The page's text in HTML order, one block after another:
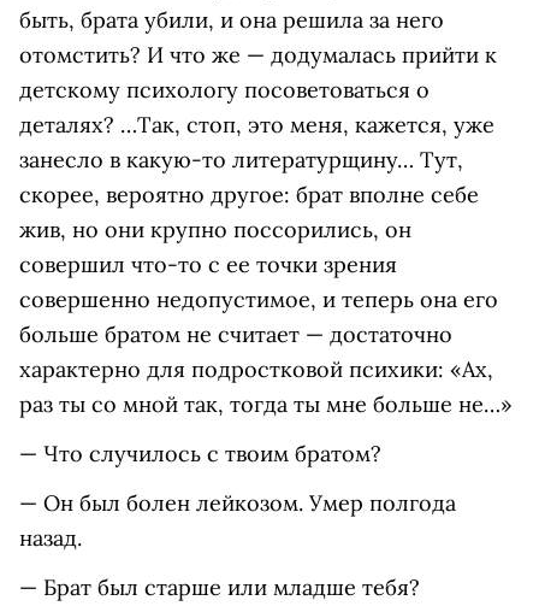
быть, брата убили, и она решила за него
отомстить? И что же — додумалась прийти к
детскому психологу посоветоваться о
деталях? …Так, стоп, это меня, кажется, уже
занесло в какую-то литературщину… Тут,
скорее, вероятно другое: брат вполне себе
жив, но они крупно поссорились, он
совершил что-то с ее точки зрения
совершенно недопустимое, и теперь она его
больше братом не считает — достаточно
характерно для подростковой психики: «Ах,
раз ты со мной так, тогда ты мне больше не…»
— Что случилось с твоим братом?
— Он был болен лейкозом. Умер полгода
назад.
— Брат был старше или младше тебя?